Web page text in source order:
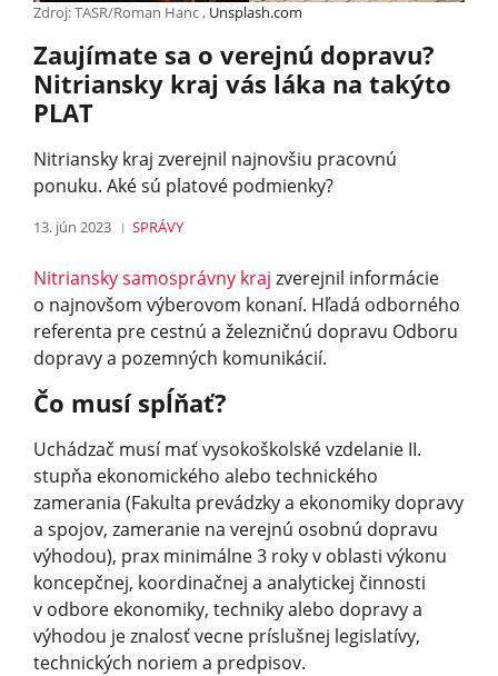
Zdroj: TASR/Roman Hanc , Unsplash.com
Zaujímate sa o verejnú dopravu?
Nitriansky kraj vás láka na takýto
PLAT
Nitriansky kraj zverejnil najnovšiu pracovnú
ponuku. Aké sú platové podmienky?
13. jún 2023 SPRÁVY
Nitriansky samosprávny kraj zverejnil informácie
o najnovšom výberovom konaní. Hľadá odborného
referenta pre cestnú a železničnú dopravu Odboru
dopravy a pozemných komunikácií.
Čo musí spĺňať?
Uchádzač musí mať vysokoškolské vzdelanie II.
stupňa ekonomického alebo technického
zamerania (Fakulta prevádzky a ekonomiky dopravy
a spojov, zameranie na verejnú osobnú dopravu
výhodou), prax minimálne 3 roky v oblasti výkonu
koncepčnej, koordinačnej a analytickej činnosti
v odbore ekonomiky, techniky alebo dopravy a
výhodou je znalosť vecne príslušnej legislatívy,
technických noriem a predpisov.